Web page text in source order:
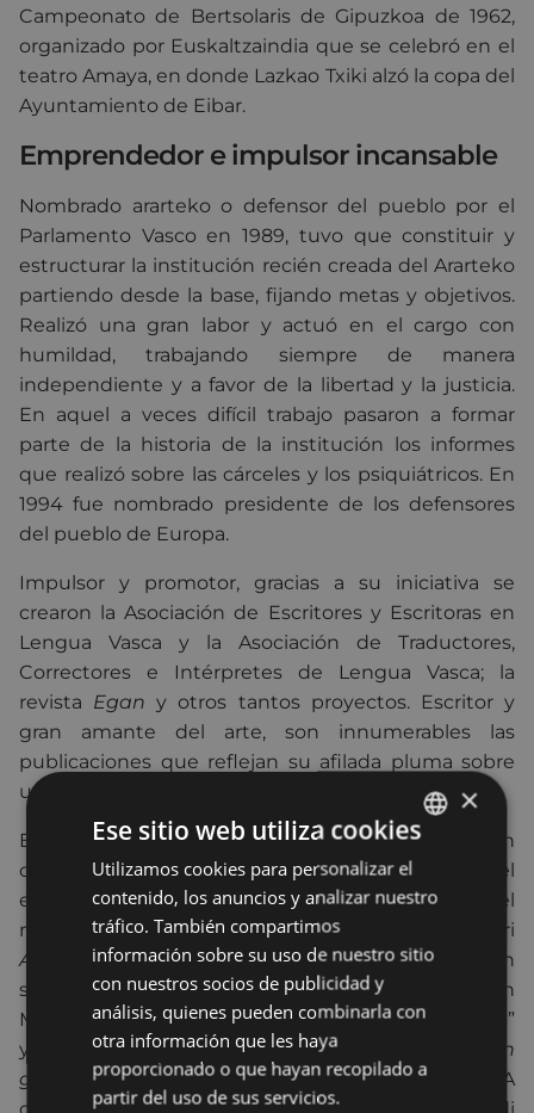
Campeonato de Bertsolaris de Gipuzkoa de 1962,
organizado por Euskaltzaindia que se celebró en el
teatro Amaya, en donde Lazkao Txiki alzó la copa del
Ayuntamiento de Eibar.
Emprendedor e impulsor incansable
Nombrado ararteko o defensor del pueblo por el
Parlamento Vasco en 1989, tuvo que constituir y
estructurar la institución recién creada del Ararteko
partiendo desde la base, fijando metas y objetivos.
Realizó una gran labor y actuó en el cargo con
humildad, trabajando siempre de manera
independiente y a favor de la libertad y la justicia.
En aquel a veces difícil trabajo pasaron a formar
parte de la historia de la institución los informes
que realizó sobre las cárceles y los psiquiátricos. En
1994 fue nombrado presidente de los defensores
del pueblo de Europa.
Impulsor y promotor, gracias a su iniciativa se
crearon la Asociación de Escritores y Escritoras en
Lengua Vasca y la Asociación de Traductores,
Correctores e Intérpretes de Lengua Vasca; la
revista Egan y otros tantos proyectos. Escritor y
gran amante del arte, son innumerables las
publicaciones que reflejan su afilada pluma sobre
una gran variedad de temas.
El 22 de junio Euskaltzaindia celebrará su reunión
ordinaria mensual en Eibar, pueblo natal del
escritor, a las 10 de la mañana; y a las 12 del
mediodía, en sesión pública, Luis Alberto Aranbarri
Amatiño, y el escritor Jabier Kaltzakorta leerán
sendas ponencias sobre la figura de Juan San
Martin, la primera bajo el título “Sorlekutik sorlekura ”
y la segunda intitulada "Juan San Marinen
gaztetako lanak:Zirikadak eta Eztenkadak
. A
BASQUE
SPANISH
×
Ese sitio web utiliza cookies
Utilizamos cookies para personalizar el
contenido, los anuncios y analizar nuestro
tráfico. También compartimos
información sobre su uso de nuestro sitio
con nuestros socios de publicidad y
análisis, quienes pueden combinarla con
otra información que les haya
proporcionado o que hayan recopilado a
partir del uso de sus servicios.